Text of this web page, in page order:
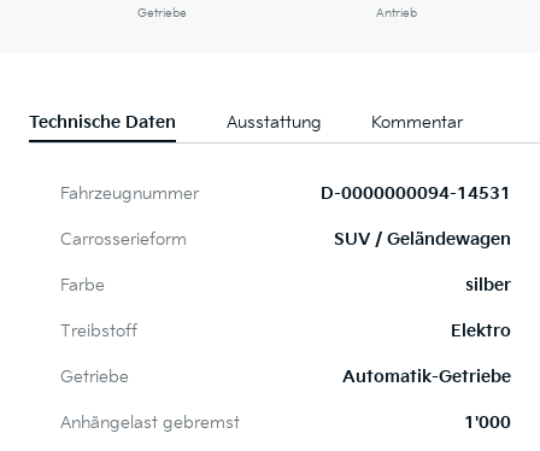
Getriebe
Antrieb
Technische Daten Ausstattung Kommentar
Fahrzeugnummer D-0000000094-14531
Carrosserieform SUV / Geländewagen
Farbe silber
Treibstoff Elektro
Getriebe Automatik-Getriebe
Anhängelast gebremst 1'000